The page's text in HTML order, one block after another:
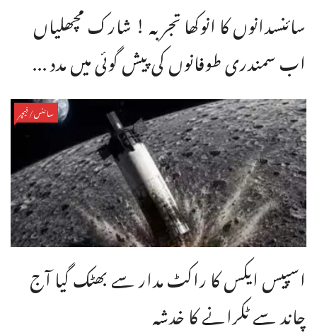
سائنسدانوں کا انوکھا تجربہ ! شارک مچھلیاں
اب سمندری طوفانوں کی پیش گوئی میں مدد ...
سائنس/فیچر
اسپیس ایکس کا راکٹ مدار سے بھٹک گیا آج
چاند سے ٹکرانے کا خدشہ